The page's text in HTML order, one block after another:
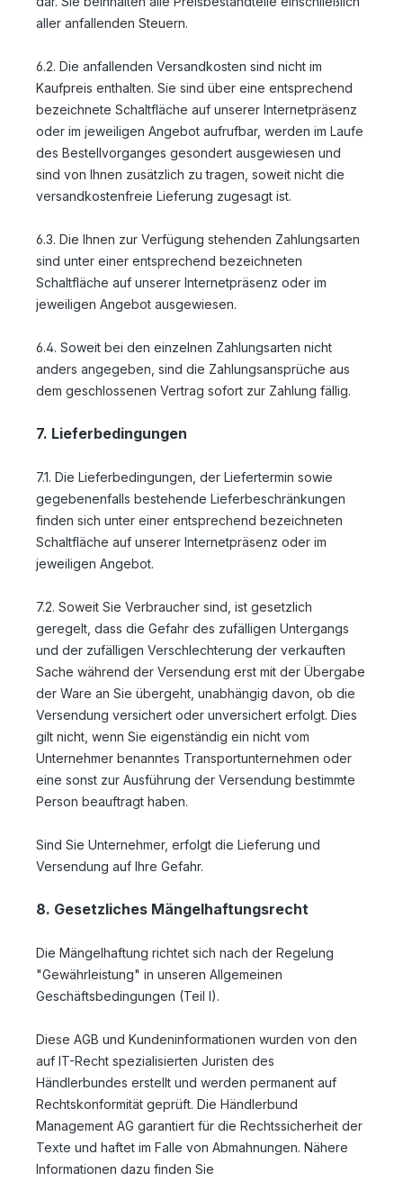
aller anfallenden Steuern.
6.2. Die anfallenden Versandkosten sind nicht im
Kaufpreis enthalten. Sie sind über eine entsprechend
bezeichnete Schaltfläche auf unserer Internetpräsenz
oder im jeweiligen Angebot aufrufbar, werden im Laufe
des Bestellvorganges gesondert ausgewiesen und
sind von Ihnen zusätzlich zu tragen, soweit nicht die
versandkostenfreie Lieferung zugesagt ist.
6.3. Die Ihnen zur Verfügung stehenden Zahlungsarten
sind unter einer entsprechend bezeichneten
Schaltfläche auf unserer Internetpräsenz oder im
jeweiligen Angebot ausgewiesen.
6.4. Soweit bei den einzelnen Zahlungsarten nicht
anders angegeben, sind die Zahlungsansprüche aus
dem geschlossenen Vertrag sofort zur Zahlung fällig.
7. Lieferbedingungen
7.1. Die Lieferbedingungen, der Liefertermin sowie
gegebenenfalls bestehende Lieferbeschränkungen
finden sich unter einer entsprechend bezeichneten
Schaltfläche auf unserer Internetpräsenz oder im
jeweiligen Angebot.
7.2. Soweit Sie Verbraucher sind, ist gesetzlich
geregelt, dass die Gefahr des zufälligen Untergangs
und der zufälligen Verschlechterung der verkauften
Sache während der Versendung erst mit der Übergabe
der Ware an Sie übergeht, unabhängig davon, ob die
Versendung versichert oder unversichert erfolgt. Dies
gilt nicht, wenn Sie eigenständig ein nicht vom
Unternehmer benanntes Transportunternehmen oder
eine sonst zur Ausführung der Versendung bestimmte
Person beauftragt haben.
Sind Sie Unternehmer, erfolgt die Lieferung und
Versendung auf Ihre Gefahr.
8. Gesetzliches Mängelhaftungsrecht
Die Mängelhaftung richtet sich nach der Regelung
"Gewährleistung" in unseren Allgemeinen
Geschäftsbedingungen (Teil I).
Diese AGB und Kundeninformationen wurden von den
auf IT-Recht spezialisierten Juristen des
Händlerbundes erstellt und werden permanent auf
Rechtskonformität geprüft. Die Händlerbund
Management AG garantiert für die Rechtssicherheit der
Texte und haftet im Falle von Abmahnungen. Nähere
Informationen dazu finden Sie